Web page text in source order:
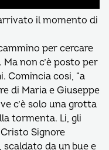
il momento di
per cercare
non c’è posto per
Comincia cosi, “a
di Maria e Giuseppe
c’è solo una grotta
tormenta. Li, gli
Signore
da un bue e